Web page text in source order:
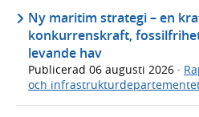
Ny maritim strategi – en
konkurrenskraft,
levande hav
Publicerad 06 augusti 2026 ·
och